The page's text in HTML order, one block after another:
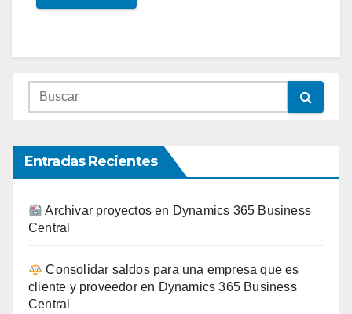
Entradas Recientes
Archivar proyectos en Dynamics 365 Business
Central
Consolidar saldos para una empresa que es
cliente y proveedor en Dynamics 365 Business
Central